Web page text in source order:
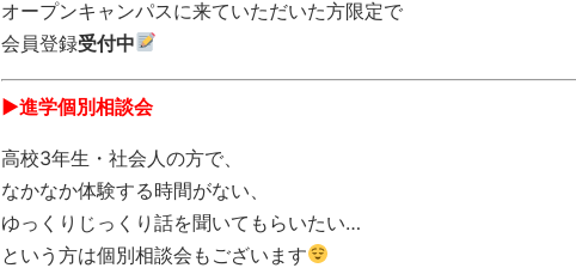
オープンキャンパスに来ていただいた方限定で
会員登録受付中
▶︎進学個別相談会
高校3年生・社会人の方で、
なかなか体験する時間がない、
ゆっくりじっくり話を聞いてもらいたい…
という方は個別相談会もございます